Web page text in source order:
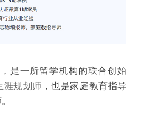
是一所留学机构的联合创始
涯规划师 ，也是家庭教育指导